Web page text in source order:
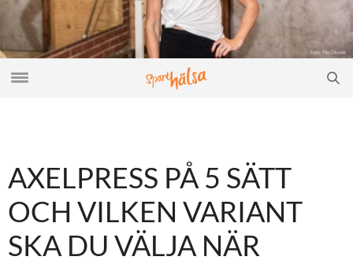
AXELPRESS PÅ 5 SÄTT
OCH VILKEN VARIANT
SKA DU VÄLJA NÄR